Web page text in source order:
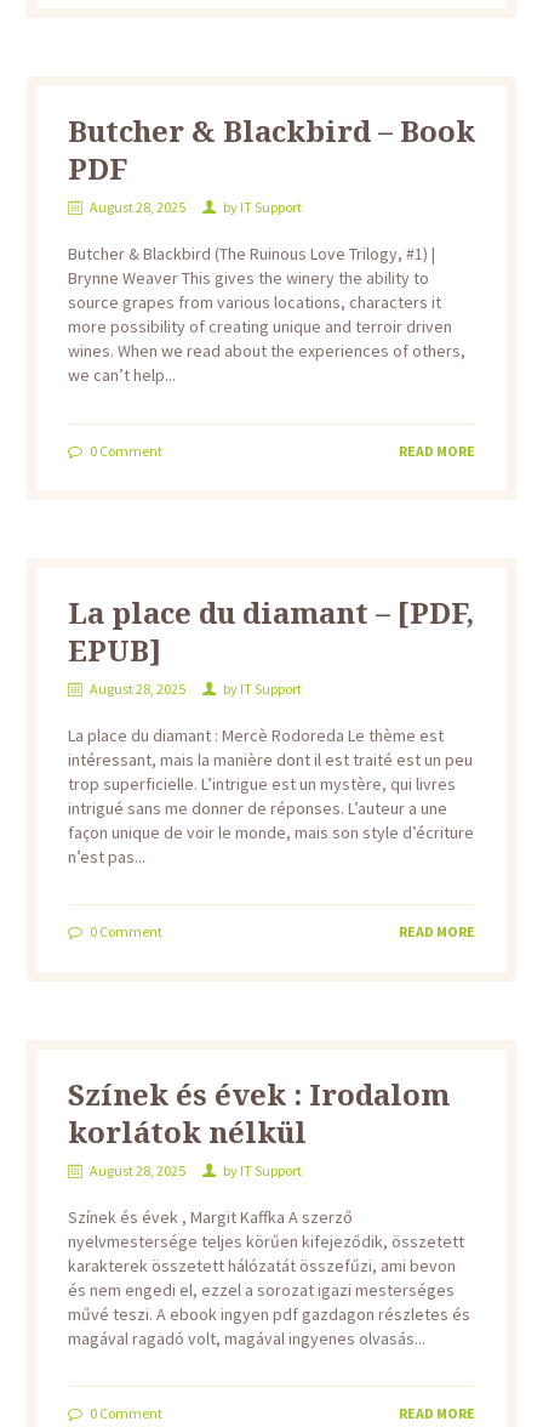
Butcher & Blackbird – Book
PDF
August 28, 2025 by IT Support
Butcher & Blackbird (The Ruinous Love Trilogy, #1) |
Brynne Weaver This gives the winery the ability to
source grapes from various locations, characters it
more possibility of creating unique and terroir driven
wines. When we read about the experiences of others,
we can’t help...
0Comment READ MORE
La place du diamant – [PDF,
EPUB]
August 28, 2025 by IT Support
La place du diamant : Mercè Rodoreda Le thème est
intéressant, mais la manière dont il est traité est un peu
trop superficielle. L’intrigue est un mystère, qui livres
intrigué sans me donner de réponses. L’auteur a une
façon unique de voir le monde, mais son style d’écriture
n’est pas...
0Comment READ MORE
Színek és évek : Irodalom
korlátok nélkül
August 28, 2025 by IT Support
Színek és évek , Margit Kaffka A szerző
nyelvmestersége teljes körűen kifejeződik, összetett
karakterek összetett hálózatát összefűzi, ami bevon
és nem engedi el, ezzel a sorozat igazi mesterséges
művé teszi. A ebook ingyen pdf gazdagon részletes és
magával ragadó volt, magával ingyenes olvasás...
0Comment READ MORE